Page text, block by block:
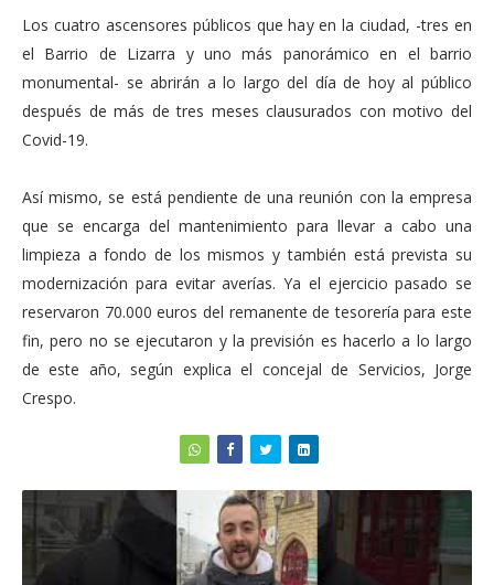
Los cuatro ascensores públicos que hay en la ciudad, -tres en
el Barrio de Lizarra y uno más panorámico en el barrio
monumental- se abrirán a lo largo del día de hoy al público
después de más de tres meses clausurados con motivo del
Covid-19.
Así mismo, se está pendiente de una reunión con la empresa
que se encarga del mantenimiento para llevar a cabo una
limpieza a fondo de los mismos y también está prevista su
modernización para evitar averías. Ya el ejercicio pasado se
reservaron 70.000 euros del remanente de tesorería para este
fin, pero no se ejecutaron y la previsión es hacerlo a lo largo
de este año, según explica el concejal de Servicios, Jorge
Crespo.